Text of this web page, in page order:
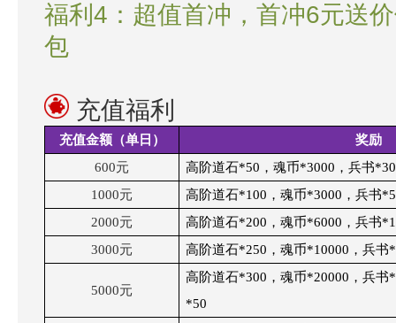
福利4：超值首冲，首冲6元送
包
充值福利
充值金额（单日）
奖励
600元
高阶道石*50，魂币*3000，兵书*30
1000元
高阶道石*100，魂币*3000，兵书
2000元
高阶道石*200，魂币*6000，兵书
3000元 高阶道石*250，魂币*10000，兵书
5000元
高阶道石*300，魂币*20000，兵书
*50